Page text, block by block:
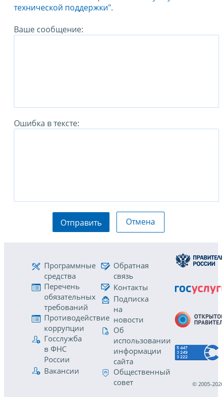
технической поддержки".
Ваше сообщение:
Ошибка в тексте:
Отправить Отмена
Программные
средства
Перечень
обязательных
требований
Противодействие
коррупции
Госслужба
в ФНС
России
Вакансии
Обратная
связь
Контакты
Подписка
на
новости
Об
использовании
информации
сайта
Общественный
совет
© 2005-